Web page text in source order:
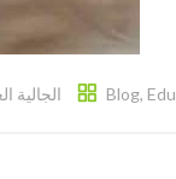
الجالية Blog,